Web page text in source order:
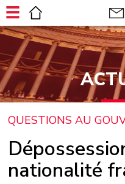
QUESTIONS AU
nationalité
Panneau de gestion des